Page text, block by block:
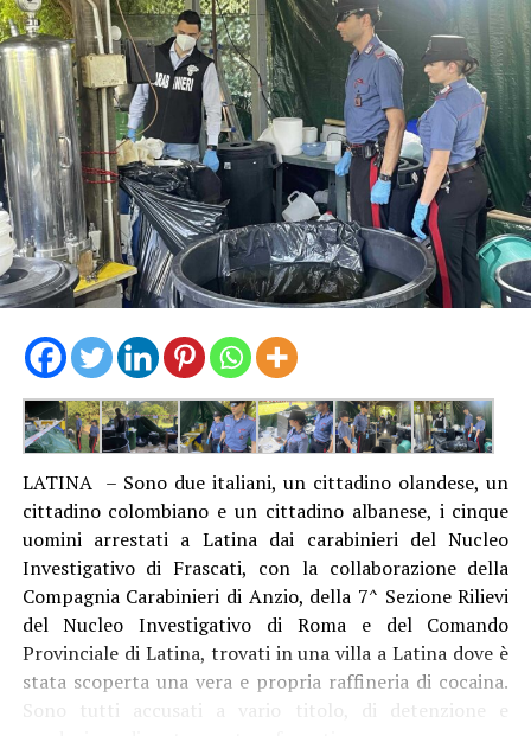
LATINA – Sono due italiani, un cittadino olandese, un
cittadino colombiano e un cittadino albanese, i cinque
uomini arrestati a Latina dai carabinieri del Nucleo
Investigativo di Frascati, con la collaborazione della
Compagnia Carabinieri di Anzio, della 7^ Sezione Rilievi
del Nucleo Investigativo di Roma e del Comando
Provinciale di Latina, trovati in una villa a Latina dove è
stata scoperta una vera e propria raffineria di cocaina.
Sono tutti accusati a vario titolo, di detenzione e